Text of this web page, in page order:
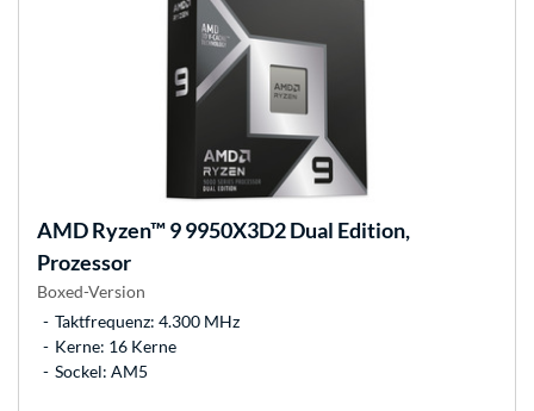
AMDRyzen™ 9 9950X3D2 Dual Edition,
Prozessor
Boxed-Version
Taktfrequenz: 4.300 MHz
Kerne: 16 Kerne
Sockel: AM5